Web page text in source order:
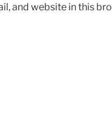
and website in this